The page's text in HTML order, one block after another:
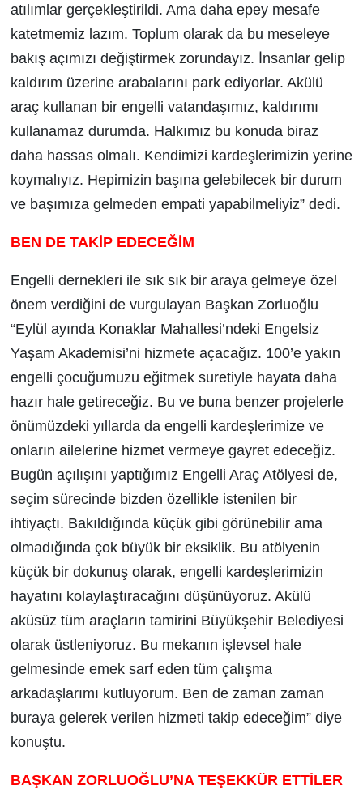
atılımlar gerçekleştirildi. Ama daha epey mesafe
katetmemiz lazım. Toplum olarak da bu meseleye
bakış açımızı değiştirmek zorundayız. İnsanlar gelip
kaldırım üzerine arabalarını park ediyorlar. Akülü
araç kullanan bir engelli vatandaşımız, kaldırımı
kullanamaz durumda. Halkımız bu konuda biraz
daha hassas olmalı. Kendimizi kardeşlerimizin yerine
koymalıyız. Hepimizin başına gelebilecek bir durum
ve başımıza gelmeden empati yapabilmeliyiz” dedi.
BEN DE TAKİP EDECEĞİM
Engelli dernekleri ile sık sık bir araya gelmeye özel
önem verdiğini de vurgulayan Başkan Zorluoğlu
“Eylül ayında Konaklar Mahallesi’ndeki Engelsiz
Yaşam Akademisi’ni hizmete açacağız. 100’e yakın
engelli çocuğumuzu eğitmek suretiyle hayata daha
hazır hale getireceğiz. Bu ve buna benzer projelerle
önümüzdeki yıllarda da engelli kardeşlerimize ve
onların ailelerine hizmet vermeye gayret edeceğiz.
Bugün açılışını yaptığımız Engelli Araç Atölyesi de,
seçim sürecinde bizden özellikle istenilen bir
ihtiyaçtı. Bakıldığında küçük gibi görünebilir ama
olmadığında çok büyük bir eksiklik. Bu atölyenin
küçük bir dokunuş olarak, engelli kardeşlerimizin
hayatını kolaylaştıracağını düşünüyoruz. Akülü
aküsüz tüm araçların tamirini Büyükşehir Belediyesi
olarak üstleniyoruz. Bu mekanın işlevsel hale
gelmesinde emek sarf eden tüm çalışma
arkadaşlarımı kutluyorum. Ben de zaman zaman
buraya gelerek verilen hizmeti takip edeceğim” diye
konuştu.
BAŞKAN ZORLUOĞLU’NA TEŞEKKÜR ETTİLER